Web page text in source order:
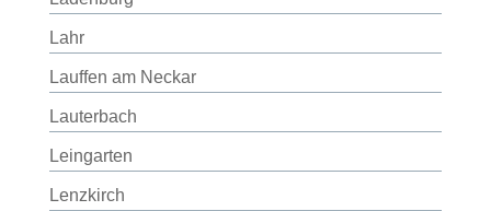
Lahr
Lauffen am Neckar
Lauterbach
Leingarten
Lenzkirch